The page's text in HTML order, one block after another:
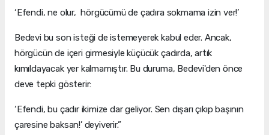
‘Efendi, ne olur, hörgücümü de çadıra sokmama izin ver!’
Bedevi bu son isteği de istemeyerek kabul eder. Ancak,
hörgücün de içeri girmesiyle küçücük çadırda, artık
kımıldayacak yer kalmamıştır. Bu duruma, Bedevi'den önce
deve tepki gösterir:
‘Efendi, bu çadır ikimize dar geliyor. Sen dışarı çıkıp başının
çaresine baksan!’ deyiverir.”